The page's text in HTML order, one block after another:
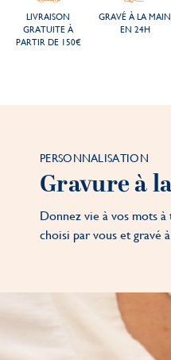
LIVRAISON
GRATUITE À
PARTIR DE 150€
GRAVÉ À LA MAIN
EN 24H
PERSONNALISATION
Gravure à
Donnez vie à vos mots à
choisi par vous et gravé